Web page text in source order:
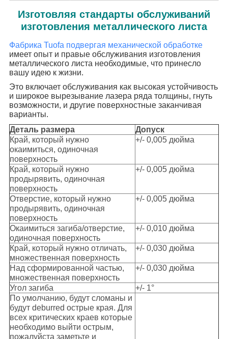
Изготовляя стандарты обслуживаний
изготовления металлического листа
Фабрика Tuofa подвергая механической обработке
имеет опыт и правые обслуживания изготовления
металлического листа необходимые, что принесло
вашу идею к жизни.
Это включает обслуживания как высокая устойчивость
и широкое вырезывание лазера ряда толщины, гнуть
возможности, и другие поверхностные заканчивая
варианты.
Деталь размера
Допуск
Край, который нужно
окаимиться, одиночная
поверхность
+/- 0,005 дюйма
Край, который нужно
продырявить, одиночная
поверхность
+/- 0,005 дюйма
Отверстие, который нужно
продырявить, одиночная
поверхность
+/- 0,005 дюйма
Окаимиться загиба/отверстие,
одиночная поверхность
+/- 0,010 дюйма
Край, который нужно отличать,
множественная поверхность
+/- 0,030 дюйма
Над сформированной частью,
множественная поверхность
+/- 0,030 дюйма
Угол загиба
+/- 1°
По умолчанию, будут сломаны и
будут deburred острые края. Для
всех критических краев которые
необходимо выйти острым,
пожалуйста заметьте и